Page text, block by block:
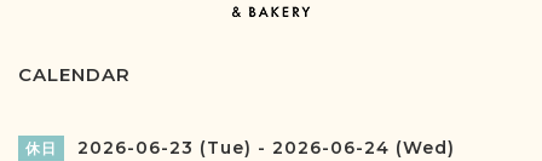
CALENDAR
休日 2026-06-23 (Tue) - 2026-06-24 (Wed)